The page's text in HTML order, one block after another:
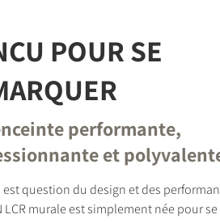
POUR SE
performante,
et
est question du design et des
LCR murale est simplement née pour